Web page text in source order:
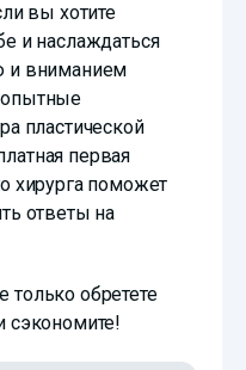
вы хотите
и наслаждаться
и вниманием
пластической
первая
хирурга поможет
ответы на
обретете
сэкономите!